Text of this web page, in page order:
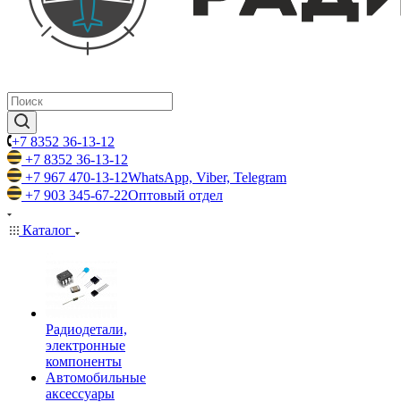
+7 8352 36-13-12
+7 8352 36-13-12
+7 967 470-13-12WhatsApp, Viber, Telegram
+7 903 345-67-22Оптовый отдел
Каталог
Радиодетали,
электронные
компоненты
Автомобильные
аксессуары